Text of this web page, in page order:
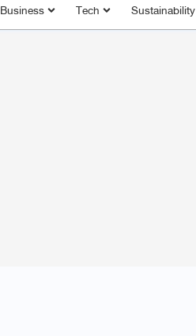
Business Tech Sustainability